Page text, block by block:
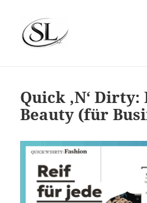
Quick ‚N‘
Beauty (für